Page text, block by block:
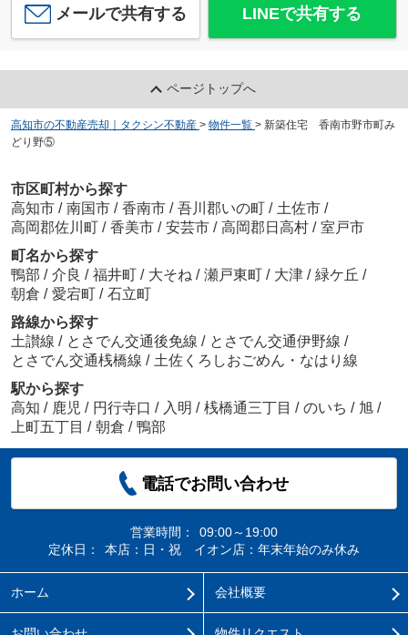
メールで共有する LINEで共有する
ページトップへ
高知市の不動産売却｜タクシン不動産 > 物件一覧 > 新築住宅 香南市野市町み
どり野⑤
市区町村から探す
高知市 / 南国市 / 香南市 / 吾川郡いの町 / 土佐市 /
高岡郡佐川町 / 香美市 / 安芸市 / 高岡郡日高村 / 室戸市
町名から探す
鴨部 / 介良 / 福井町 / 大そね / 瀬戸東町 / 大津 / 緑ケ丘 /
朝倉 / 愛宕町 / 石立町
路線から探す
土讃線 / とさでん交通後免線 / とさでん交通伊野線 /
とさでん交通桟橋線 / 土佐くろしおごめん・なはり線
駅から探す
高知 / 鹿児 / 円行寺口 / 入明 / 桟橋通三丁目 / のいち / 旭 /
上町五丁目 / 朝倉 / 鴨部
電話でお問い合わせ
営業時間：
09:00～19:00
定休日：
本店：日・祝 イオン店：年末年始のみ休み
ホーム 会社概要